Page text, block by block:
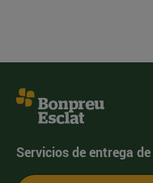
Servicios de entrega